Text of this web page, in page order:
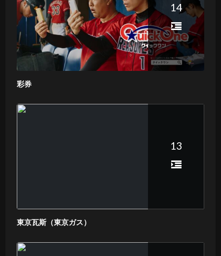
14
彩券
13
東京瓦斯（東京ガス）